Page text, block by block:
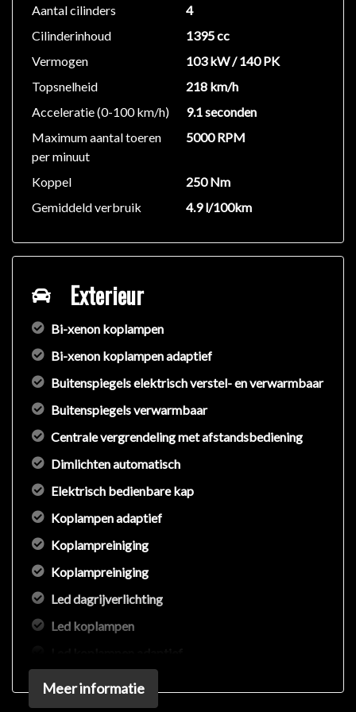
Aantal cilinders
4
Cilinderinhoud
1395 cc
Vermogen
103 kW / 140 PK
Topsnelheid
218 km/h
Acceleratie (0-100 km/h)
9.1 seconden
Maximum aantal toeren
per minuut
5000 RPM
Koppel
250 Nm
Gemiddeld verbruik
4.9 l/100km
Exterieur
Bi-xenon koplampen
Bi-xenon koplampen adaptief
Buitenspiegels elektrisch verstel- en verwarmbaar
Buitenspiegels verwarmbaar
Centrale vergrendeling met afstandsbediening
Dimlichten automatisch
Elektrisch bedienbare kap
Koplampen adaptief
Koplampreiniging
Koplampreiniging
Led dagrijverlichting
Led koplampen
Lichtmetalen velgen 18"
Lichtmetalen velgen 19"
Meer informatie